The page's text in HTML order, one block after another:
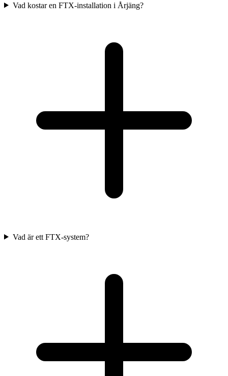
Vad kostar en FTX-installation i Årjäng?
Vad är ett FTX-system?